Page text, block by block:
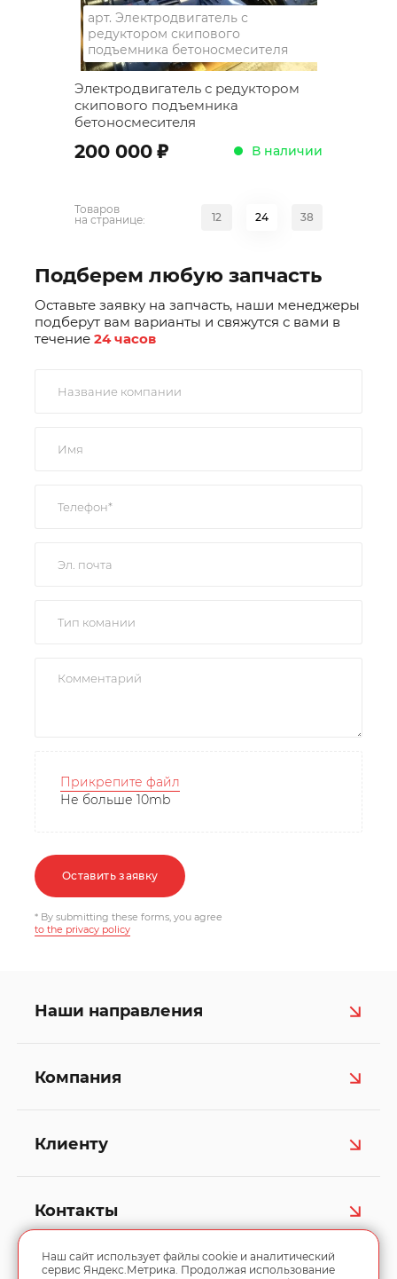
арт. Электродвигатель с
редуктором скипового
подъемника бетоносмесителя
Электродвигатель с редуктором
скипового подъемника
бетоносмесителя
200 000 ; В наличии
Товаров
на странице:
12 24 38
Подберем любую запчасть
Оставьте заявку на запчасть, наши менеджеры
подберут вам варианты и свяжутся с вами в
течение 24 часов
Прикрепите файл
Не больше 10mb
Оставить заявку
* By submitting these forms, you agree
to the privacy policy
Наши направления
Компания
Клиенту
Контакты
Наш сайт использует файлы cookie и аналитический
сервис Яндекс.Метрика. Продолжая использование